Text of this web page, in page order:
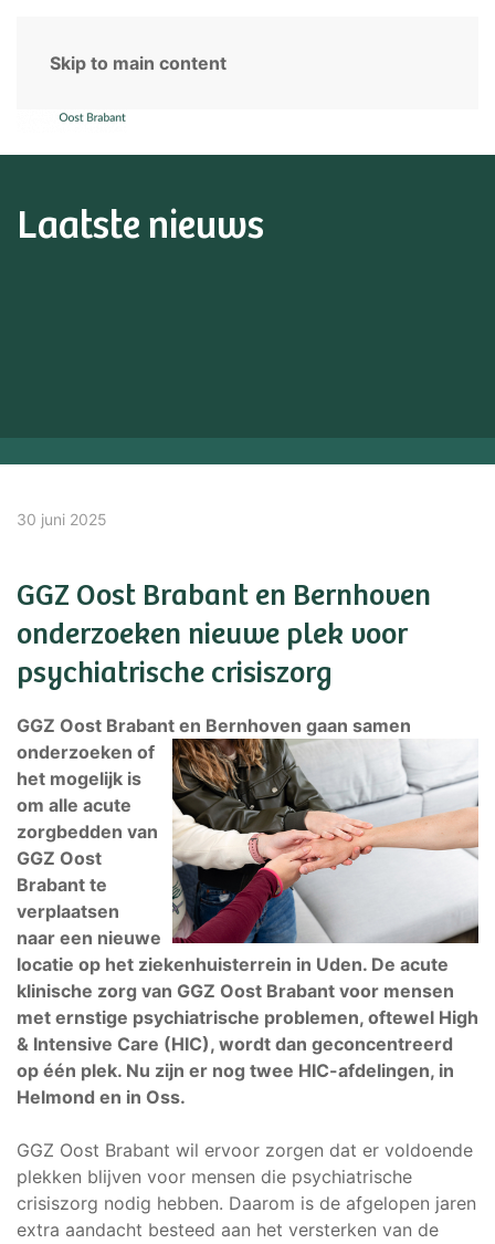
Skip to main content
Laatste nieuws
30 juni 2025
GGZ Oost Brabant en Bernhoven
onderzoeken nieuwe plek voor
psychiatrische crisiszorg
GGZ Oost Brabant en Bernhoven gaan samen
onderzoeken of
het mogelijk is
om alle acute
zorgbedden van
GGZ Oost
Brabant te
verplaatsen
naar een nieuwe
locatie op het ziekenhuisterrein in Uden. De acute
klinische zorg van GGZ Oost Brabant voor mensen
met ernstige psychiatrische problemen, oftewel High
& Intensive Care (HIC), wordt dan geconcentreerd
op één plek. Nu zijn er nog twee HIC-afdelingen, in
Helmond en in Oss.
GGZ Oost Brabant wil ervoor zorgen dat er voldoende
plekken blijven voor mensen die psychiatrische
crisiszorg nodig hebben. Daarom is de afgelopen jaren
extra aandacht besteed aan het versterken van de